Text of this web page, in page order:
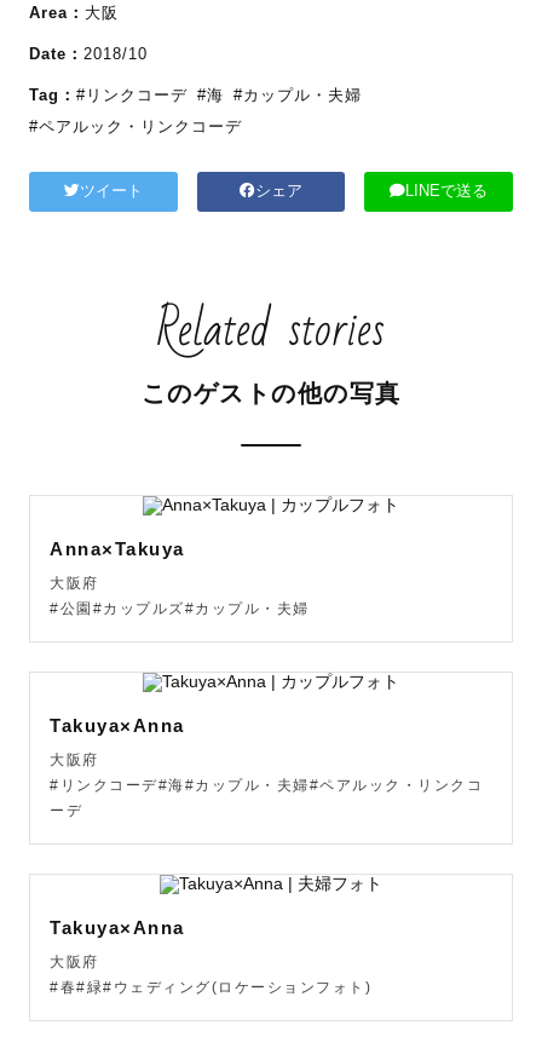
Area： 大阪
Date： 2018/10
Tag： #リンクコーデ #海 #カップル・夫婦
#ペアルック・リンクコーデ
ツイート シェア LINEで送る
Related stories
このゲストの他の写真
Anna×Takuya
大阪府
#公園#カップルズ#カップル・夫婦
Takuya×Anna
大阪府
#リンクコーデ#海#カップル・夫婦#ペアルック・リンクコ
ーデ
Takuya×Anna
大阪府
#春#緑#ウェディング(ロケーションフォト)